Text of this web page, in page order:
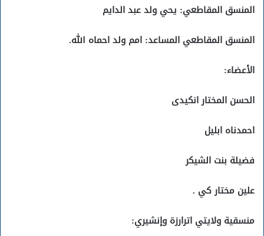
المنسق المقاطعي: يحي ولد عبد الدايم
المنسق المقاطعي المساعد: امم ولد احماه الله.
الأعضاء:
الحسن المختار انكيدى
احمدناه ابليل
فضيلة بنت الشيكر
علين مختار كي .
منسقية ولايتي اترارزة وإنشيري: